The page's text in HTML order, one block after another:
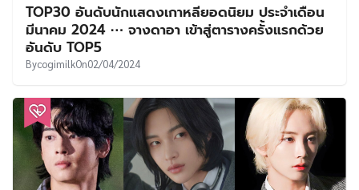
TOP30 อันดับนักแสดงเกาหลียอดนิยม ประจำเดือน
มีนาคม 2024 ⋯ จางดาอา เข้าสู่ตารางครั้งแรกด้วย
อันดับ TOP5
BycogimilkOn02/04/2024